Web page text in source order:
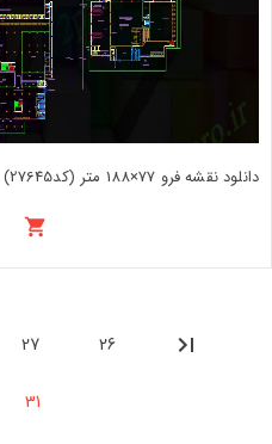
دانلود نقشه فرو 77×188 متر (کد27645)
26
27
31